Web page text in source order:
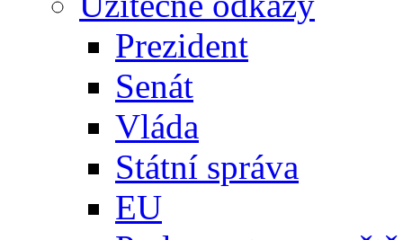
Prezident
Senát
Vláda
Státní správa
EU